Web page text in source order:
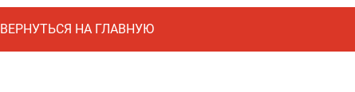
ВЕРНУТЬСЯ НА ГЛАВНУЮ